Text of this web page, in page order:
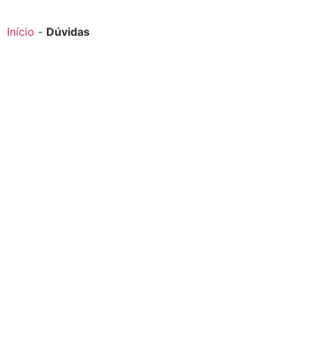
Início - Dúvidas